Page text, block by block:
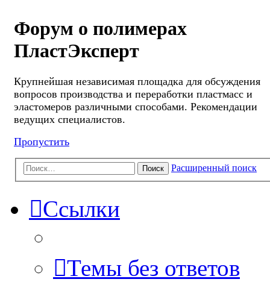
Форум о полимерах
ПластЭксперт
Крупнейшая независимая площадка для обсуждения
вопросов производства и переработки пластмасс и
эластомеров различными способами. Рекомендации
ведущих специалистов.
Пропустить
Поиск Расширенный поиск
Ссылки
Темы без ответов